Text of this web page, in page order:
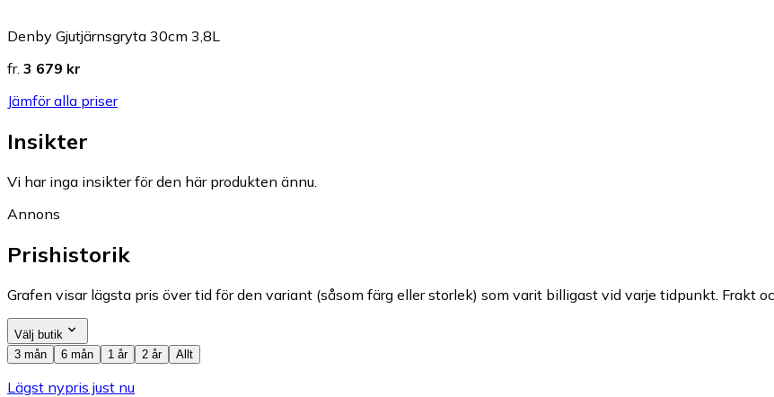
Denby Gjutjärnsgryta 30cm 3,8L
fr. 3 679 kr
Jämför alla priser
Insikter
Vi har inga insikter för den här produkten ännu.
Annons
Prishistorik
Grafen visar lägsta pris över tid för den variant (såsom färg eller storlek) som varit billigast vid varje tidpunkt. Frakt
Välj butik
3 mån
6 mån 1 år 2 år Allt
Lägst nypris just nu